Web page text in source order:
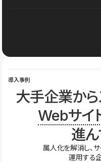
導入事例
大手企業から
Webサイ
進ん
属人化を解消し、
運用する